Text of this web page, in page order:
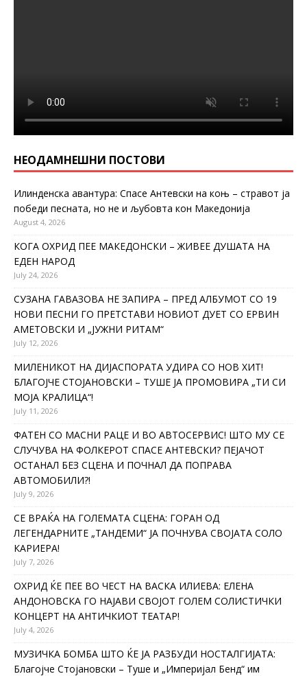
НЕОДАМНЕШНИ ПОСТОВИ
Илинденска авантура: Спасе Антевски на коњ – стравот ја
победи песната, но не и љубовта кон Македонија
August 4, 2026
КОГА ОХРИД ПЕЕ МАКЕДОНСКИ – ЖИВЕЕ ДУШАТА НА
ЕДЕН НАРОД
July 24, 2026
СУЗАНА ГАВАЗОВА НЕ ЗАПИРА – ПРЕД АЛБУМОТ СО 19
НОВИ ПЕСНИ ГО ПРЕТСТАВИ НОВИОТ ДУЕТ СО ЕРВИН
АМЕТОВСКИ И „ЈУЖНИ РИТАМ“
July 12, 2026
МИЛЕНИКОТ НА ДИЈАСПОРАТА УДИРА СО НОВ ХИТ!
БЛАГОЈЧЕ СТОЈАНОВСКИ – ТУШЕ ЈА ПРОМОВИРА „ТИ СИ
МОЈА КРАЛИЦА“!
July 11, 2026
ФАТЕН СО МАСНИ РАЦЕ И ВО АВТОСЕРВИС! ШТО МУ СЕ
СЛУЧУВА НА ФОЛКЕРОТ СПАСЕ АНТЕВСКИ? ПЕЈАЧОТ
ОСТАНАЛ БЕЗ СЦЕНА И ПОЧНАЛ ДА ПОПРАВА
АВТОМОБИЛИ?!
July 9, 2026
СЕ ВРАЌА НА ГОЛЕМАТА СЦЕНА: ГОРАН ОД
ЛЕГЕНДАРНИТЕ „ТАНДЕМИ“ ЈА ПОЧНУВА СВОЈАТА СОЛО
КАРИЕРА!
July 7, 2026
ОХРИД ЌЕ ПЕЕ ВО ЧЕСТ НА ВАСКА ИЛИЕВА: ЕЛЕНА
АНДОНОВСКА ГО НАЈАВИ СВОЈОТ ГОЛЕМ СОЛИСТИЧКИ
КОНЦЕРТ НА АНТИЧКИОТ ТЕАТАР!
July 4, 2026
МУЗИЧКА БОМБА ШТО ЌЕ ЈА РАЗБУДИ НОСТАЛГИЈАТА:
Благојче Стојановски – Туше и „Империјал Бенд“ им